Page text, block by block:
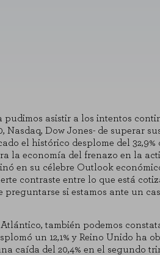
pudimos asistir a los intentos
Nasdaq, Dow Jones- de superar
el histórico desplome del 32,9%
la economía del frenazo en la
en su célebre Outlook
contraste entre lo que está
preguntarse si estamos ante un
Atlántico, también podemos
un 12,1% y Reino Unido ha
caída del 20,4% en el segundo